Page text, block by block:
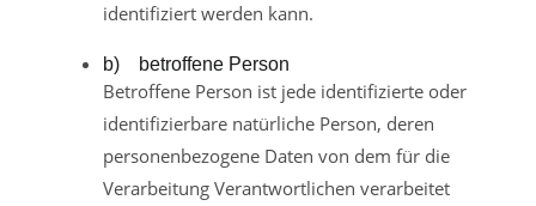
identifiziert werden kann.
b) betroffene Person
Betroffene Person ist jede identifizierte oder
identifizierbare natürliche Person, deren
personenbezogene Daten von dem für die
Verarbeitung Verantwortlichen verarbeitet